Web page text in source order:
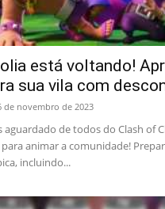
está voltando!
sua vila com
de novembro de 2023
aguardado de todos do Clash of
animar a comunidade!
incluindo...